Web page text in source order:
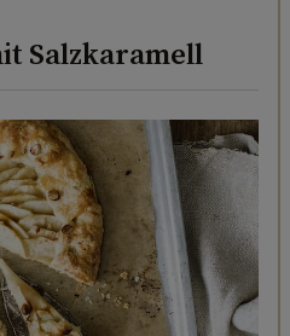
Salzkaramell